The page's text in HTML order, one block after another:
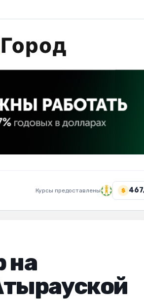
Курсы предоставлены $
на